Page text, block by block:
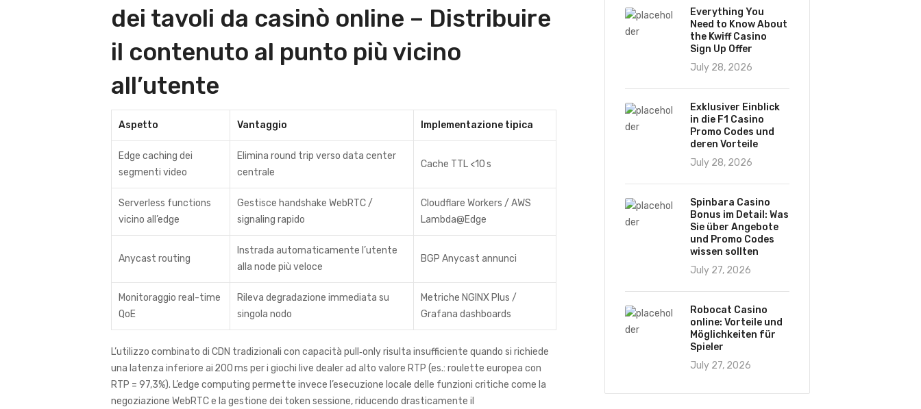
dei tavoli da casinò online – Distribuire
il contenuto al punto più vicino
all’utente
Aspetto Vantaggio Implementazione tipica
Edge caching dei
segmenti video
Elimina round trip verso data center
centrale
Cache TTL <10 s
Serverless functions
vicino all’edge
Gestisce handshake WebRTC /
signaling rapido
Cloudflare Workers / AWS
Lambda@Edge
Anycast routing
Instrada automaticamente l’utente
alla node più veloce
BGP Anycast annunci
Monitoraggio real-time
QoE
Rileva degradazione immediata su
singola nodo
Metriche NGINX Plus /
Grafana dashboards
L’utilizzo combinato di CDN tradizionali con capacità pull‑only risulta insufficiente quando si richiede
una latenza inferiore ai 200 ms per i giochi live dealer ad alto valore RTP (es.: roulette europea con
RTP = 97,3%). L’edge computing permette invece l’esecuzione locale delle funzioni critiche come la
negoziazione WebRTC e la gestione dei token sessione, riducendo drasticamente il
Everything You
Need to Know About
the Kwiff Casino
Sign Up Offer
July 28, 2026
Exklusiver Einblick
in die F1 Casino
Promo Codes und
deren Vorteile
July 28, 2026
Spinbara Casino
Bonus im Detail: Was
Sie über Angebote
und Promo Codes
wissen sollten
July 27, 2026
Robocat Casino
online: Vorteile und
Möglichkeiten für
Spieler
July 27, 2026